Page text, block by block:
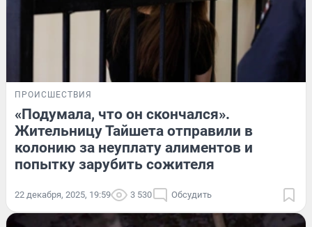
ПРОИСШЕСТВИЯ
«Подумала, что он скончался».
Жительницу Тайшета отправили в
колонию за неуплату алиментов и
попытку зарубить сожителя
22 декабря, 2025, 19:59 3 530 Обсудить